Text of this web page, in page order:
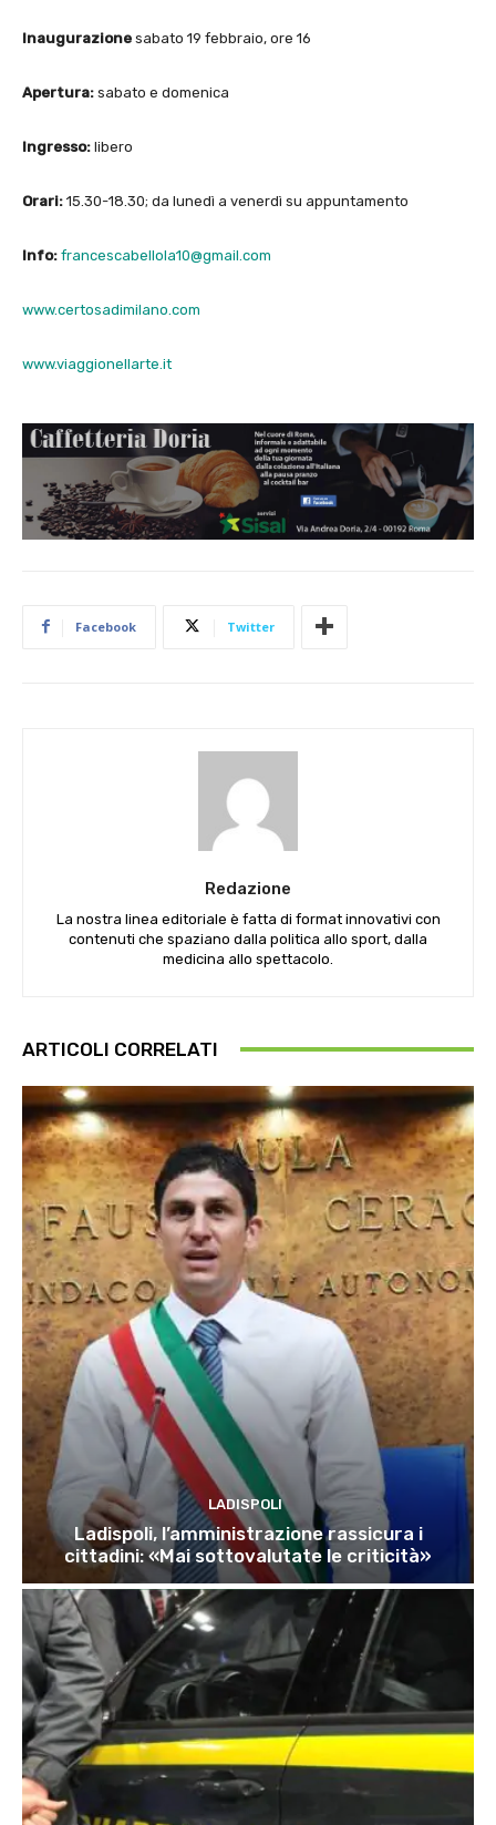
Inaugurazione sabato 19 febbraio, ore 16
Apertura: sabato e domenica
Ingresso: libero
Orari: 15.30-18.30; da lunedì a venerdì su appuntamento
Info: francescabellola10@gmail.com
www.certosadimilano.com
www.viaggionellarte.it
Facebook Twitter
Redazione
La nostra linea editoriale è fatta di format innovativi con
contenuti che spaziano dalla politica allo sport, dalla
medicina allo spettacolo.
ARTICOLI CORRELATI
LADISPOLI
Ladispoli, l’amministrazione rassicura i
cittadini: «Mai sottovalutate le criticità»